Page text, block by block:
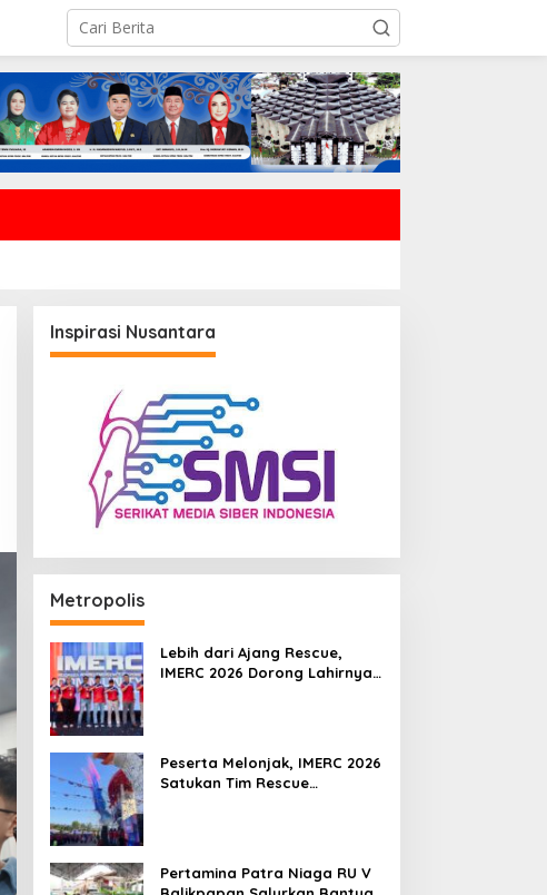
Inspirasi Nusantara
Metropolis
Lebih dari Ajang Rescue,
IMERC 2026 Dorong Lahirnya
Peserta Melonjak, IMERC 2026
Satukan Tim Rescue
Pertamina Patra Niaga RU V